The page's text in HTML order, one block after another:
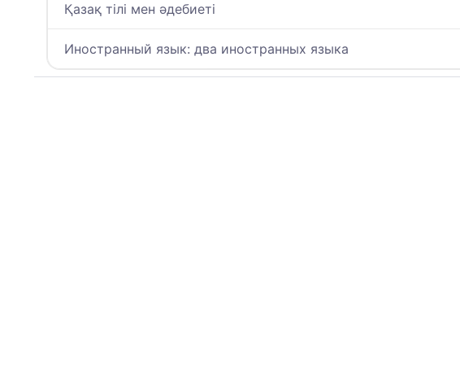
Қазақ тілі мен әдебиеті
Иностранный язык: два иностранных языка